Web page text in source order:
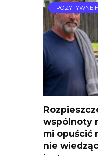
POZYTYWNE
wspólnoty
mi opuścić
nie